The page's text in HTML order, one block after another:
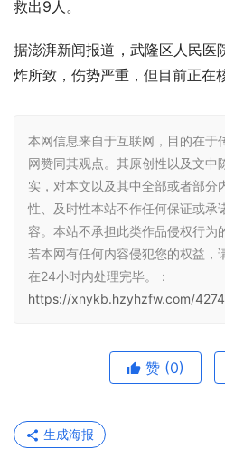
救出9人。
据澎湃新闻报道，武隆区人民医
炸所致，伤势严重，但目前正在
本网信息来自于互联网，目的在于
网赞同其观点。其原创性以及文中
实，对本文以及其中全部或者部分
性、及时性本站不作任何保证或承
容。本站不承担此类作品侵权行为
若本网有任何内容侵犯您的权益，
在24小时内处理完毕。：
https://xnykb.hzyhzfw.com/
赞 (0)
生成海报